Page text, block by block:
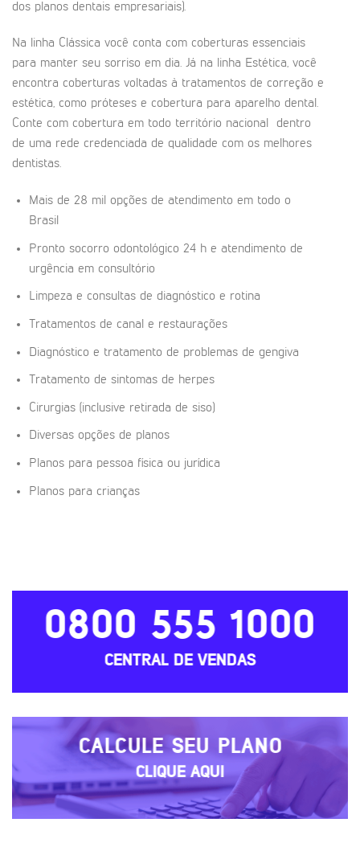
dos planos dentais empresariais).
Na linha Clássica você conta com coberturas essenciais
para manter seu sorriso em dia. Já na linha Estética, você
encontra coberturas voltadas à tratamentos de correção e
estética, como próteses e cobertura para aparelho dental.
Conte com cobertura em todo território nacional dentro
de uma rede credenciada de qualidade com os melhores
dentistas.
Mais de 28 mil opções de atendimento em todo o
Brasil
Pronto socorro odontológico 24 h e atendimento de
urgência em consultório
Limpeza e consultas de diagnóstico e rotina
Tratamentos de canal e restaurações
Diagnóstico e tratamento de problemas de gengiva
Tratamento de sintomas de herpes
Cirurgias (inclusive retirada de siso)
Diversas opções de planos
Planos para pessoa física ou jurídica
Planos para crianças
0800 555 1000
CENTRAL DE VENDAS
CALCULE SEU PLANO
CLIQUE AQUI